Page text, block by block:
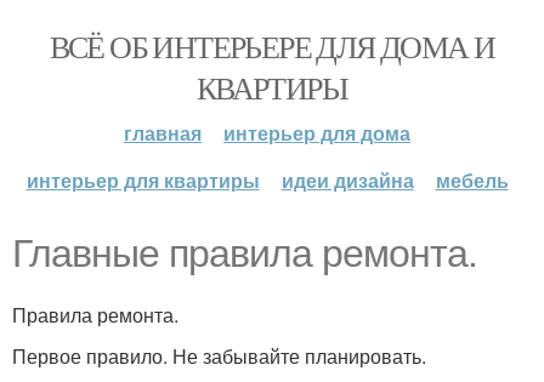
ВСЁ ОБ ИНТЕРЬЕРЕ ДЛЯ ДОМА И
КВАРТИРЫ
главная
интерьер для дома
интерьер для квартиры
идеи дизайна мебель
Главные правила ремонта.
Правила ремонта.
Первое правило. Не забывайте планировать.